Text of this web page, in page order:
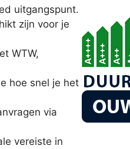
uitgangspunt.
zijn voor je
WTW,
hoe snel je het
via
vereiste in